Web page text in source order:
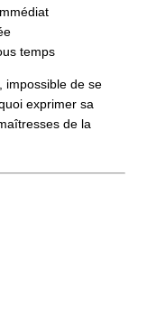
temps
impossible de se
exprimer sa
de la